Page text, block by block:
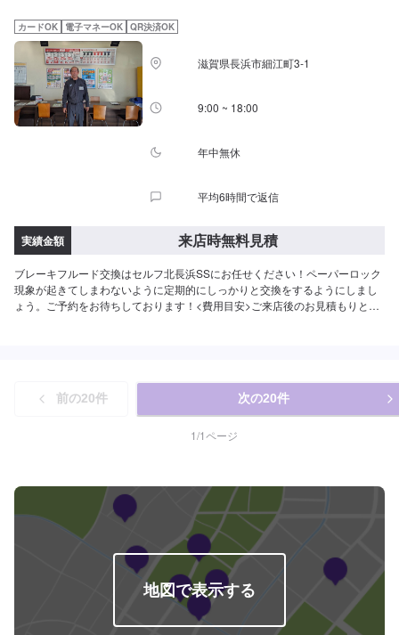
カードOK 電子マネーOK QR決済OK
滋賀県長浜市細江町3-1
9:00 ~ 18:00
年中無休
平均6時間で返信
実績金額 来店時無料見積
ブレーキフルード交換はセルフ北長浜SSにお任せください！ペーパーロック
現象が起きてしまわないように定期的にしっかりと交換をするようにしまし
ょう。ご予約をお待ちしております！<費用目安>ご来店後のお見積もりとな
前の20件 次の20件
1/1ページ
地図で表示する